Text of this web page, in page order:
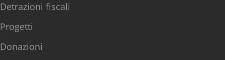
Detrazioni fiscali
Progetti
Donazioni